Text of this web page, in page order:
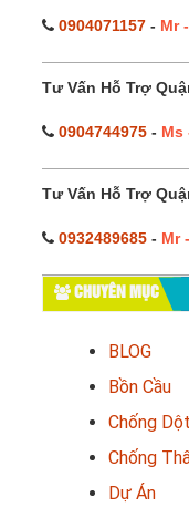
0904071157 - Mr
Tư Vấn Hỗ Trợ
0904744975 - Ms
Tư Vấn Hỗ Trợ
0932489685 - Mr
CHUYÊN MỤC
BLOG
Bồn Cầu
Chống Dột
Chống
Dự Án